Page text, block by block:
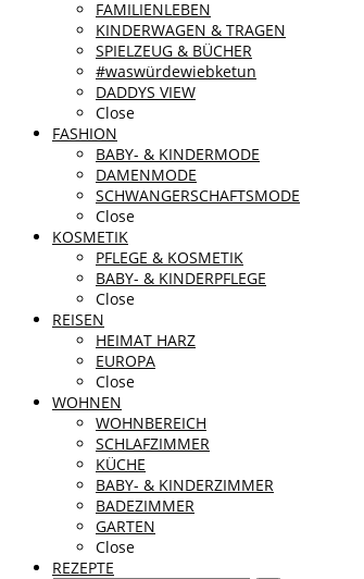
FAMILIENLEBEN
KINDERWAGEN & TRAGEN
SPIELZEUG & BÜCHER
#waswürdewiebketun
DADDYS VIEW
Close
FASHION
BABY- & KINDERMODE
DAMENMODE
SCHWANGERSCHAFTSMODE
Close
KOSMETIK
PFLEGE & KOSMETIK
BABY- & KINDERPFLEGE
Close
REISEN
HEIMAT HARZ
EUROPA
Close
WOHNEN
WOHNBEREICH
SCHLAFZIMMER
KÜCHE
BABY- & KINDERZIMMER
BADEZIMMER
GARTEN
Close
REZEPTE